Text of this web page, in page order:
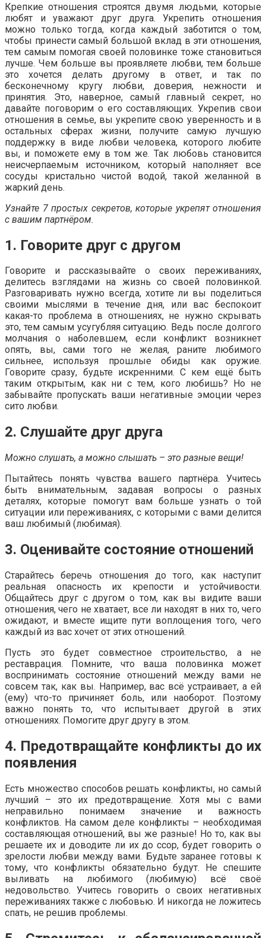
Крепкие отношения строятся двумя людьми, которые
любят и уважают друг друга. Укрепить отношения
можно только тогда, когда каждый заботится о том,
чтобы принести самый большой вклад в эти отношения,
тем самым помогая своей половинке тоже становиться
лучше. Чем больше вы проявляете любви, тем больше
это хочется делать другому в ответ, и так по
бесконечному кругу любви, доверия, нежности и
принятия. Это, наверное, самый главный секрет, но
давайте поговорим о его составляющих. Укрепив свои
отношения в семье, вы укрепите свою уверенность и в
остальных сферах жизни, получите самую лучшую
поддержку в виде любви человека, которого любите
вы, и поможете ему в том же. Так любовь становится
неисчерпаемым источником, который наполняет все
сосуды кристально чистой водой, такой желанной в
жаркий день.
Узнайте 7 простых секретов, которые укрепят отношения
с вашим партнёром.
1. Говорите друг с другом
Говорите и рассказывайте о своих переживаниях,
делитесь взглядами на жизнь со своей половинкой.
Разговаривать нужно всегда, хотите ли вы поделиться
своими мыслями в течение дня, или вас беспокоит
какая-то проблема в отношениях, не нужно скрывать
это, тем самым усугубляя ситуацию. Ведь после долгого
молчания о наболевшем, если конфликт возникнет
опять, вы, сами того не желая, раните любимого
сильнее, используя прошлые обиды как оружие.
Говорите сразу, будьте искренними. С кем ещё быть
таким открытым, как ни с тем, кого любишь? Но не
забывайте пропускать ваши негативные эмоции через
сито любви.
2. Слушайте друг друга
Можно слушать, а можно слышать – это разные вещи!
Пытайтесь понять чувства вашего партнёра. Учитесь
быть внимательным, задавая вопросы о разных
деталях, которые помогут вам больше узнать о той
ситуации или переживаниях, с которыми с вами делится
ваш любимый (любимая).
3. Оценивайте состояние отношений
Старайтесь беречь отношения до того, как наступит
реальная опасность их крепости и устойчивости.
Общайтесь друг с другом о том, как вы видите ваши
отношения, чего не хватает, все ли находят в них то, чего
ожидают, и вместе ищите пути воплощения того, чего
каждый из вас хочет от этих отношений.
Пусть это будет совместное строительство, а не
реставрация. Помните, что ваша половинка может
воспринимать состояние отношений между вами не
совсем так, как вы. Например, вас всё устраивает, а ей
(ему) что-то причиняет боль, или наоборот. Поэтому
важно понять то, что испытывает другой в этих
отношениях. Помогите друг другу в этом.
4. Предотвращайте конфликты до их
появления
Есть множество способов решать конфликты, но самый
лучший – это их предотвращение. Хотя мы с вами
неправильно понимаем значение и важность
конфликтов. На самом деле конфликты – необходимая
составляющая отношений, вы же разные! Но то, как вы
решаете их и доводите ли их до ссор, будет говорить о
зрелости любви между вами. Будьте заранее готовы к
тому, что конфликты обязательно будут. Не спешите
выливать на любимого (любимую) всё своё
недовольство. Учитесь говорить о своих негативных
переживаниях также с любовью. И никогда не ложитесь
спать, не решив проблемы.